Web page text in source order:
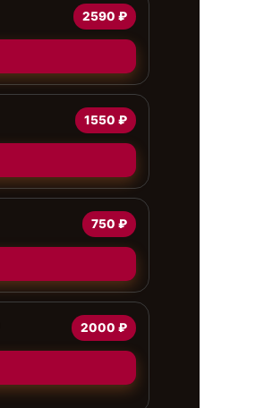
2590 ₽
1550 ₽
750 ₽
2000 ₽